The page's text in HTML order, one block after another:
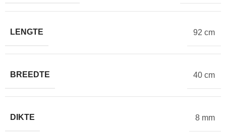
LENGTE 92 cm
BREEDTE 40 cm
DIKTE 8 mm